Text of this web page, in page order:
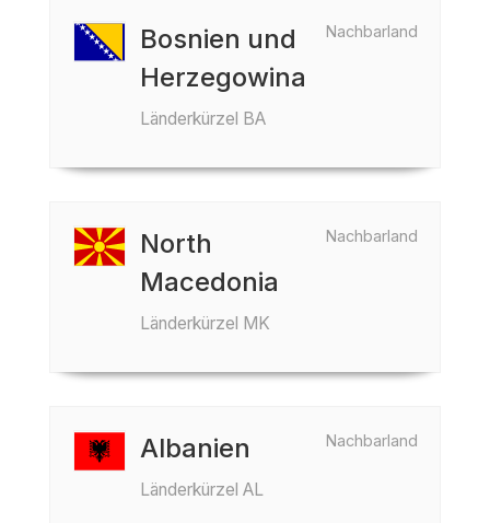
Nachbarland
Bosnien und
Herzegowina
Länderkürzel BA
Nachbarland
North
Macedonia
Länderkürzel MK
Nachbarland
Albanien
Länderkürzel AL